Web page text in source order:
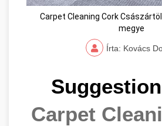
Carpet Cleaning Cork
megye
Írta: Kovács
Carpet